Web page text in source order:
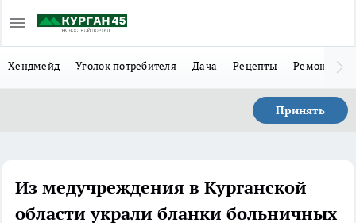
Хендмейд Уголок потребителя Дача Рецепты Ремонт
Принять
Из медучреждения в Курганской
области украли бланки больничных